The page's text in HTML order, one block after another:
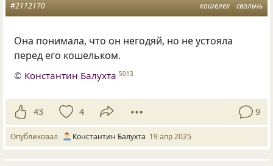
кошелек свольчь
#2112170
Она понимала, что он негодяй, но не устояла
перед его кошельком.
© Константин Балухта 5013
43 4 9
Опубликовал Константин Балухта 19 апр 2025